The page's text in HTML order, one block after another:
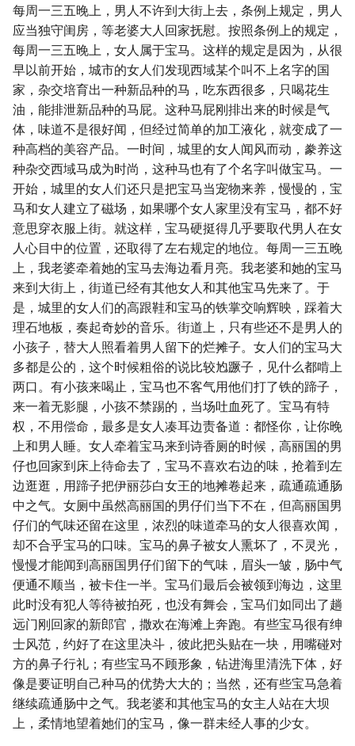
每周一三五晚上，男人不许到大街上去，条例上规定，男人
应当独守闺房，等老婆大人回家抚慰。按照条例上的规定，
每周一三五晚上，女人属于宝马。这样的规定是因为，从很
早以前开始，城市的女人们发现西域某个叫不上名字的国
家，杂交培育出一种新品种的马，吃东西很多，只喝花生
油，能排泄新品种的马屁。这种马屁刚排出来的时候是气
体，味道不是很好闻，但经过简单的加工液化，就变成了一
种高档的美容产品。一时间，城里的女人闻风而动，豢养这
种杂交西域马成为时尚，这种马也有了个名字叫做宝马。一
开始，城里的女人们还只是把宝马当宠物来养，慢慢的，宝
马和女人建立了磁场，如果哪个女人家里没有宝马，都不好
意思穿衣服上街。就这样，宝马硬挺得几乎要取代男人在女
人心目中的位置，还取得了左右规定的地位。每周一三五晚
上，我老婆牵着她的宝马去海边看月亮。我老婆和她的宝马
来到大街上，街道已经有其他女人和其他宝马先来了。于
是，城里的女人们的高跟鞋和宝马的铁掌交响辉映，踩着大
理石地板，奏起奇妙的音乐。街道上，只有些还不是男人的
小孩子，替大人照看着男人留下的烂摊子。女人们的宝马大
多都是公的，这个时候粗俗的说比较尥蹶子，见什么都啃上
两口。有小孩来喝止，宝马也不客气用他们打了铁的蹄子，
来一着无影腿，小孩不禁踢的，当场吐血死了。宝马有特
权，不用偿命，最多是女人凑耳边责备道：都怪你，让你晚
上和男人睡。女人牵着宝马来到诗香厕的时候，高丽国的男
仔也回家到床上待命去了，宝马不喜欢右边的味，抢着到左
边逛逛，用蹄子把伊丽莎白女王的地摊卷起来，疏通疏通肠
中之气。女厕中虽然高丽国的男仔们当下不在，但高丽国男
仔们的气味还留在这里，浓烈的味道牵马的女人很喜欢闻，
却不合乎宝马的口味。宝马的鼻子被女人熏坏了，不灵光，
慢慢才能闻到高丽国男仔们留下的气味，眉头一皱，肠中气
便通不顺当，被卡住一半。宝马们最后会被领到海边，这里
此时没有犯人等待被拍死，也没有舞会，宝马们如同出了趟
远门刚回家的新郎官，撒欢在海滩上奔跑。有些宝马很有绅
士风范，约好了在这里决斗，彼此把头贴在一块，用嘴碰对
方的鼻子行礼；有些宝马不顾形象，钻进海里清洗下体，好
像是要证明自己种马的优势大大的；当然，还有些宝马急着
继续疏通肠中之气。我老婆和其他宝马的女主人站在大坝
上，柔情地望着她们的宝马，像一群未经人事的少女。